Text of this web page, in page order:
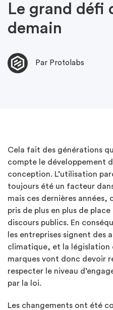
Le grand défi
demain
Par Protolabs
Cela fait des générations
compte le développement
conception. L’utilisation
toujours été un facteur
mais ces dernières
pris de plus en plus de
discours publics. En
les entreprises signent des
climatique, et la législation
marques vont donc devoir
respecter le niveau
par la loi.
Les changements ont été